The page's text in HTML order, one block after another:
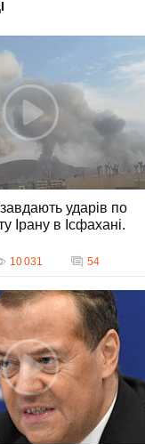
ударів по
Ірану в Ісфахані.
10 031 54